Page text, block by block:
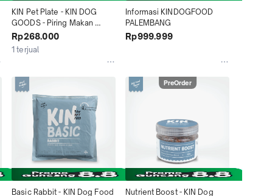
KIN Pet Plate - KIN DOG
GOODS - Piring Makan
Anjing Kucing
Rp268.000
1 terjual
Informasi KINDOGFOOD
PALEMBANG
Rp999.999
Basic Rabbit - KIN Dog Food
PreOrder
Nutrient Boost - KIN Dog